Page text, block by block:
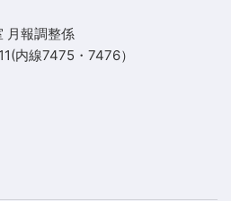
月報調整係
内線7475・7476）